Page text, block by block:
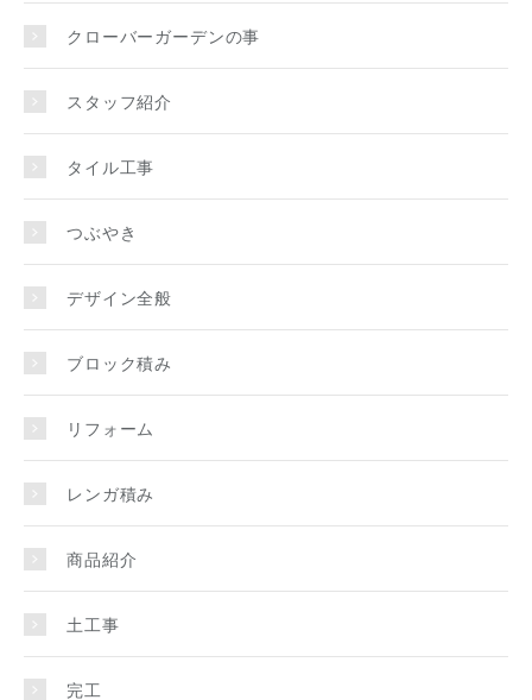
クローバーガーデンの事
スタッフ紹介
タイル工事
つぶやき
デザイン全般
ブロック積み
リフォーム
レンガ積み
商品紹介
土工事
完工